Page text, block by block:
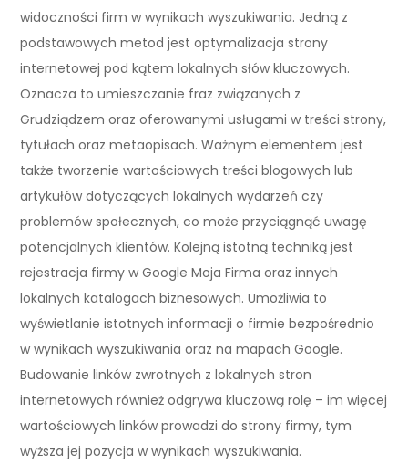
widoczności firm w wynikach wyszukiwania. Jedną z
podstawowych metod jest optymalizacja strony
internetowej pod kątem lokalnych słów kluczowych.
Oznacza to umieszczanie fraz związanych z
Grudziądzem oraz oferowanymi usługami w treści strony,
tytułach oraz metaopisach. Ważnym elementem jest
także tworzenie wartościowych treści blogowych lub
artykułów dotyczących lokalnych wydarzeń czy
problemów społecznych, co może przyciągnąć uwagę
potencjalnych klientów. Kolejną istotną techniką jest
rejestracja firmy w Google Moja Firma oraz innych
lokalnych katalogach biznesowych. Umożliwia to
wyświetlanie istotnych informacji o firmie bezpośrednio
w wynikach wyszukiwania oraz na mapach Google.
Budowanie linków zwrotnych z lokalnych stron
internetowych również odgrywa kluczową rolę – im więcej
wartościowych linków prowadzi do strony firmy, tym
wyższa jej pozycja w wynikach wyszukiwania.